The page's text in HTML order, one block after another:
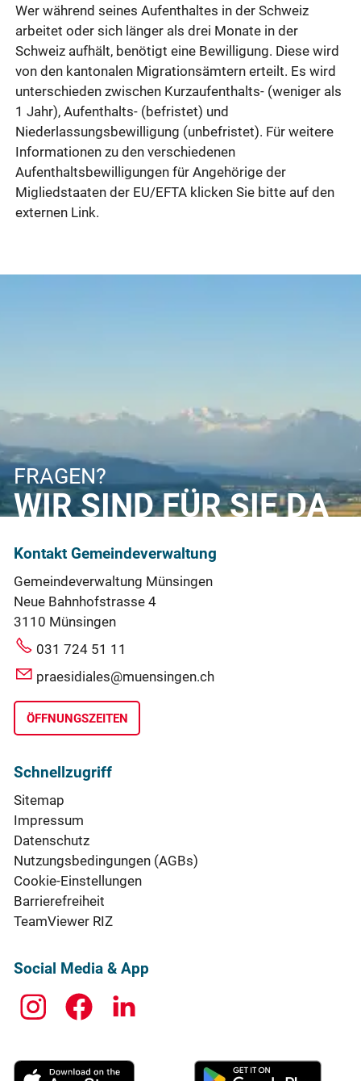
Wer während seines Aufenthaltes in der Schweiz
arbeitet oder sich länger als drei Monate in der
Schweiz aufhält, benötigt eine Bewilligung. Diese wird
von den kantonalen Migrationsämtern erteilt. Es wird
unterschieden zwischen Kurzaufenthalts- (weniger als
1 Jahr), Aufenthalts- (befristet) und
Niederlassungsbewilligung (unbefristet). Für weitere
Informationen zu den verschiedenen
Aufenthaltsbewilligungen für Angehörige der
Migliedstaaten der EU/EFTA klicken Sie bitte auf den
externen Link.
FRAGEN?
WIR SIND FÜR SIE DA
Kontakt Gemeindeverwaltung
Gemeindeverwaltung Münsingen
Neue Bahnhofstrasse 4
3110 Münsingen
031 724 51 11
praesidiales@muensingen.ch
ÖFFNUNGSZEITEN
Schnellzugriff
Sitemap
Impressum
Datenschutz
Nutzungsbedingungen (AGBs)
Cookie-Einstellungen
Barrierefreiheit
TeamViewer RIZ
Social Media & App